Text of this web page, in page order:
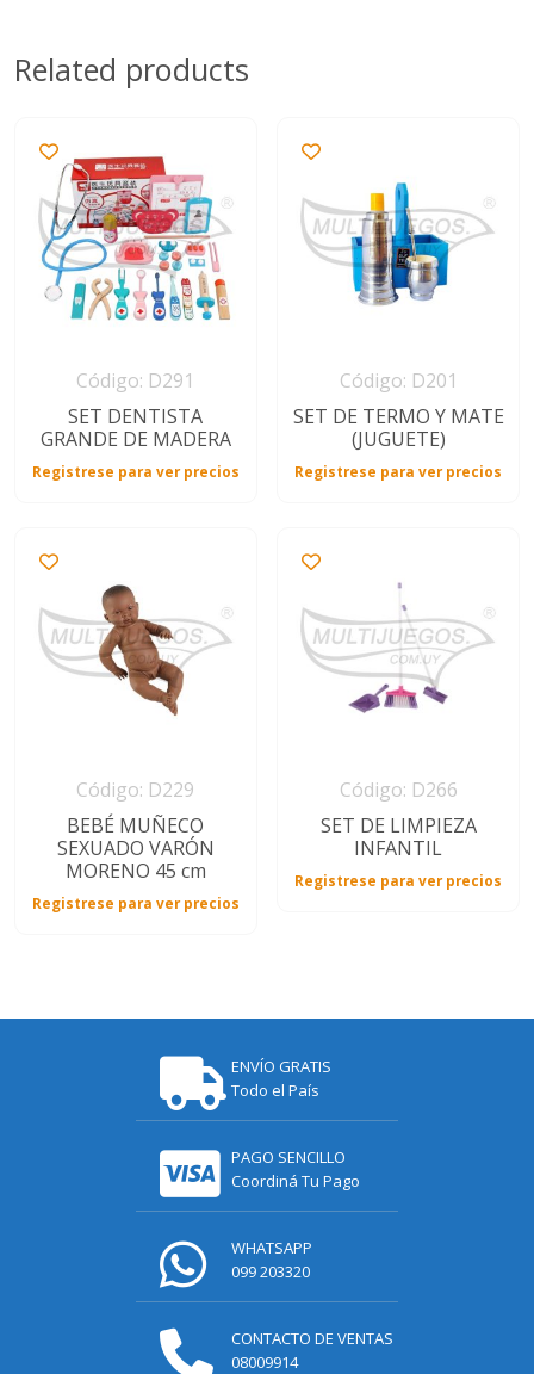
Related products
Código: D291
SET DENTISTA
GRANDE DE MADERA
Registrese para ver precios
Código: D201
SET DE TERMO Y MATE
(JUGUETE)
Registrese para ver precios
Código: D229
BEBÉ MUÑECO
SEXUADO VARÓN
MORENO 45 cm
Registrese para ver precios
Código: D266
SET DE LIMPIEZA
INFANTIL
Registrese para ver precios
ENVÍO GRATIS
Todo el País
PAGO SENCILLO
Coordiná Tu Pago
WHATSAPP
099 203320
CONTACTO DE VENTAS
08009914